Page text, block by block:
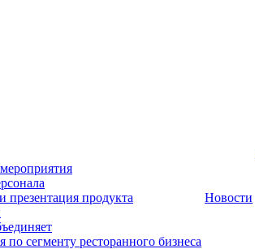
презентация продукта
по сегменту ресторанного бизнеса
Новости